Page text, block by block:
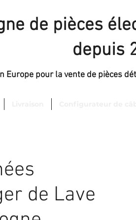
de pièces
depuis
Europe pour la vente de pièces
de Lave